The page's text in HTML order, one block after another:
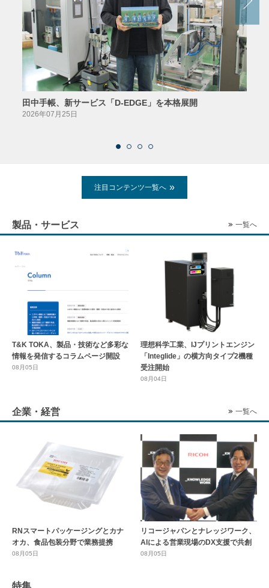
田中手帳、新サービス「D-EDGE」を本格展開
2026年07月25日
注目コンテンツ一覧へ
製品・サービス 一覧へ
T&K TOKA、製品・技術など多彩な
情報を発信するコラムページ開設
08月05日
理想科学工業、IJプリントエンジン
「Integlide」の横方向タイプ2機種
受注開始
08月04日
企業・経営 一覧へ
RNスマートパッケージングとカナ
オカ、食品包装分野で業務提携
08月05日
リコージャパンとナレッジワーク、
AIによる営業現場のDX支援で共創
08月05日